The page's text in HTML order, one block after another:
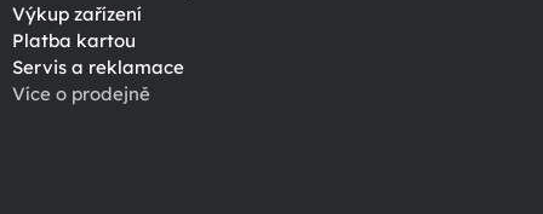
Výkup zařízení
Platba kartou
Servis a reklamace
Více o prodejně